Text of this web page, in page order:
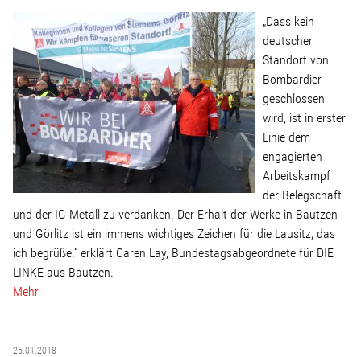
Über mich
Lebenslauf
Wohnopoly
Das Buch
Leseprobe
„Dass kein
deutscher
Standort von
Bombardier
geschlossen
wird, ist in erster
Linie dem
engagierten
Arbeitskampf
der Belegschaft
und der IG Metall zu verdanken. Der Erhalt der Werke in Bautzen
und Görlitz ist ein immens wichtiges Zeichen für die Lausitz, das
ich begrüße.“ erklärt Caren Lay, Bundestagsabgeordnete für DIE
LINKE aus Bautzen.
Mehr
25.01.2018